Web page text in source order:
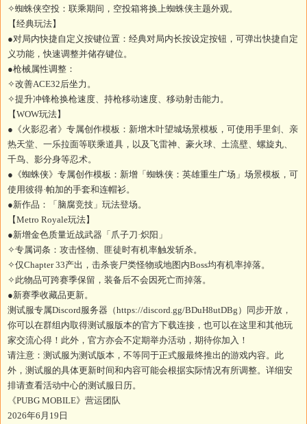
✧蜘蛛侠空投：联乘期间，空投箱将换上蜘蛛侠主题外观。
【经典玩法】
●对局内快捷自定义按键位置：经典对局内长按设定按钮，可弹出快捷自定
义功能，快速调整并储存键位。
●枪械属性调整：
✧改善ACE32后坐力。
✧提升冲锋枪换枪速度、持枪移动速度、移动射击能力。
【WOW玩法】
●《火影忍者》专属创作模板：新增木叶望城场景模板，可使用手里剑、亲
热天堂、一乐拉面等联乘道具，以及飞雷神、豪火球、土流壁、螺旋丸、
千鸟、影分身等忍术。
●《蜘蛛侠》专属创作模板：新增「蜘蛛侠：英雄重生广场」场景模板，可
使用彼得·帕加的手套和连帽衫。
●新作品：「脑腐竞技」玩法登场。
【Metro Royale玩法】
●新增金色质量近战武器「爪子刀·炽阳」
✧专属词条：攻击怪物、匪徒时有机率触发斩杀。
✧仅Chapter 33产出，击杀丧尸类怪物或地图内Boss均有机率掉落。
✧此物品可跨赛季保留，装备后不会因死亡而掉落。
●新赛季收藏品更新。
测试服专属Discord服务器（https://discord.gg/BDuH8utDBg）同步开放，
你可以在群组内取得测试服版本的官方下载连接，也可以在这里和其他玩
家交流心得！此外，官方亦会不定期举办活动，期待你加入！
请注意：测试服为测试版本，不等同于正式服最终推出的游戏内容。此
外，测试服的具体更新时间和内容可能会根据实际情况有所调整。详细安
排请查看活动中心的测试服日历。
《PUBG MOBILE》营运团队
2026年6月19日